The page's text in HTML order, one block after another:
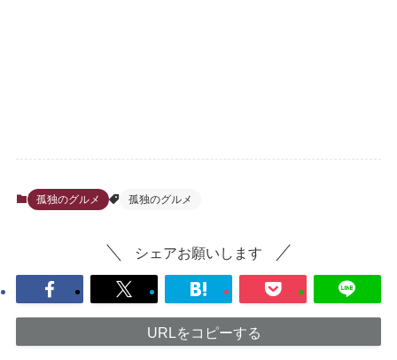
孤独のグルメ 孤独のグルメ
シェアお願いします
URLをコピーする